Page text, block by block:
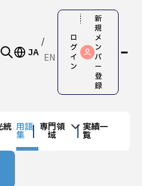
JA EN
ロ
グ
イ
ン
新
規
メ
ン
バ
ー
登
録
統 用語
集
専門領
域
実績一
覧